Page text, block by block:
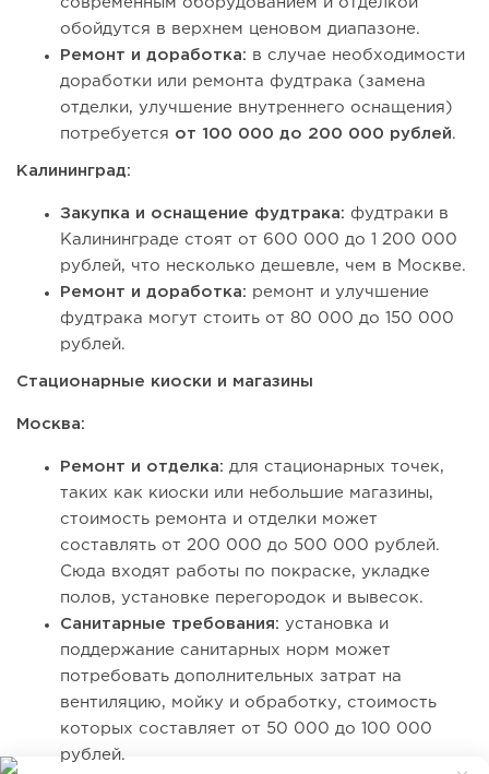
обойдутся в верхнем ценовом диапазоне.
Ремонт и доработка: в случае необходимости
доработки или ремонта фудтрака (замена
отделки, улучшение внутреннего оснащения)
потребуется от 100 000 до 200 000 рублей.
Калининград:
Закупка и оснащение фудтрака: фудтраки в
Калининграде стоят от 600 000 до 1 200 000
рублей, что несколько дешевле, чем в Москве.
Ремонт и доработка: ремонт и улучшение
фудтрака могут стоить от 80 000 до 150 000
рублей.
Стационарные киоски и магазины
Москва:
Ремонт и отделка: для стационарных точек,
таких как киоски или небольшие магазины,
стоимость ремонта и отделки может
составлять от 200 000 до 500 000 рублей.
Сюда входят работы по покраске, укладке
полов, установке перегородок и вывесок.
Санитарные требования: установка и
поддержание санитарных норм может
потребовать дополнительных затрат на
вентиляцию, мойку и обработку, стоимость
которых составляет от 50 000 до 100 000
рублей.